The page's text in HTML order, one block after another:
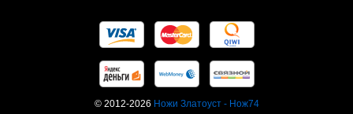
© 2012-2026 Ножи Златоуст - Нож74